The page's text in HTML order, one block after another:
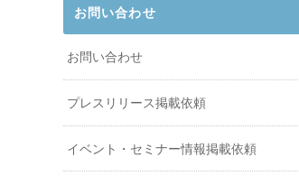
お問い合わせ
お問い合わせ
プレスリリース掲載依頼
イベント・セミナー情報掲載依頼